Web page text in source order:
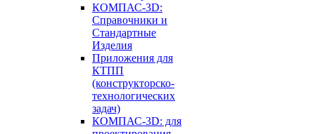
КОМПАС-3D:
Справочники и
Стандартные
Изделия
Приложения для
КТПП
(конструкторско-
технологических
задач)
КОМПАС-3D: для